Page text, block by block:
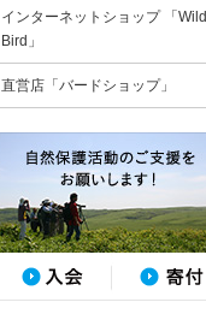
インターネットショップ 「Wild
Bird」
直営店「バードショップ」